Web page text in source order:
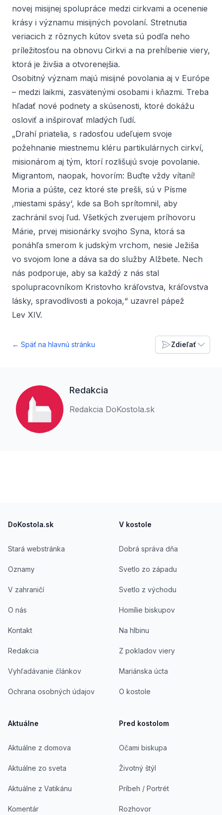
novej misijnej spolupráce medzi cirkvami a ocenenie
krásy i významu misijných povolaní. Stretnutia
veriacich z rôznych kútov sveta sú podľa neho
príležitosťou na obnovu Cirkvi a na prehĺbenie viery,
ktorá je živšia a otvorenejšia.
Osobitný význam majú misijné povolania aj v Európe
– medzi laikmi, zasvätenými osobami i kňazmi. Treba
hľadať nové podnety a skúsenosti, ktoré dokážu
osloviť a inšpirovať mladých ľudí.
„Drahí priatelia, s radosťou udeľujem svoje
požehnanie miestnemu kléru partikulárnych cirkví,
misionárom aj tým, ktorí rozlišujú svoje povolanie.
Migrantom, naopak, hovorím: Buďte vždy vítaní!
Moria a púšte, cez ktoré ste prešli, sú v Písme
‚miestami spásy‘, kde sa Boh sprítomnil, aby
zachránil svoj ľud. Všetkých zverujem príhovoru
Márie, prvej misionárky svojho Syna, ktorá sa
ponáhľa smerom k judským vrchom, nesie Ježiša
vo svojom lone a dáva sa do služby Alžbete. Nech
nás podporuje, aby sa každý z nás stal
spolupracovníkom Kristovho kráľovstva, kráľovstva
lásky, spravodlivosti a pokoja,“ uzavrel pápež
Lev XIV.
← Späť na hlavnú stránku Zdieľať
Redakcia
Redakcia DoKostola.sk
DoKostola.sk
Stará webstránka
Oznamy
V zahraničí
O nás
Kontakt
Redakcia
Vyhľadávanie článkov
Ochrana osobných údajov
Aktuálne
Aktuálne z domova
Aktuálne zo sveta
Aktuálne z Vatikánu
Komentár
V kostole
Dobrá správa dňa
Svetlo zo západu
Svetlo z východu
Homílie biskupov
Na hlbinu
Z pokladov viery
Mariánska úcta
O kostole
Pred kostolom
Očami biskupa
Životný štýl
Príbeh / Portrét
Rozhovor